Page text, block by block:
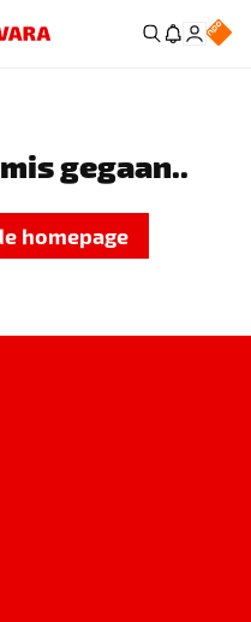
gegaan..
homepage